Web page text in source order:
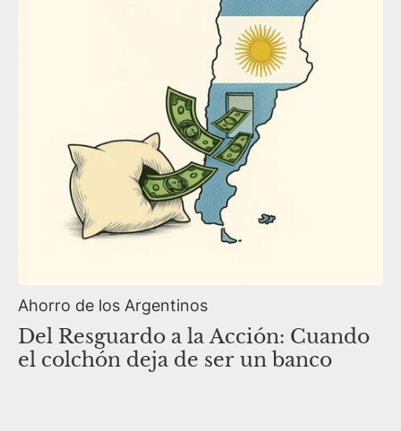
Ahorro de los Argentinos
Del Resguardo a la Acción: Cuando
el colchón deja de ser un banco